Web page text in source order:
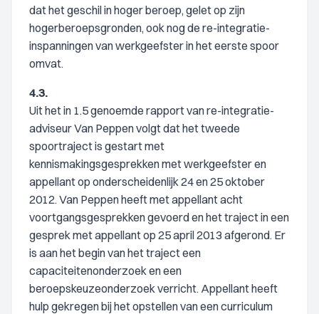
dat het geschil in hoger beroep, gelet op zijn
hogerberoepsgronden, ook nog de re-integratie-
inspanningen van werkgeefster in het eerste spoor
omvat.
4.3.
Uit het in 1.5 genoemde rapport van re-integratie-
adviseur Van Peppen volgt dat het tweede
spoortraject is gestart met
kennismakingsgesprekken met werkgeefster en
appellant op onderscheidenlijk 24 en 25 oktober
2012. Van Peppen heeft met appellant acht
voortgangsgesprekken gevoerd en het traject in een
gesprek met appellant op 25 april 2013 afgerond. Er
is aan het begin van het traject een
capaciteitenonderzoek en een
beroepskeuzeonderzoek verricht. Appellant heeft
hulp gekregen bij het opstellen van een curriculum